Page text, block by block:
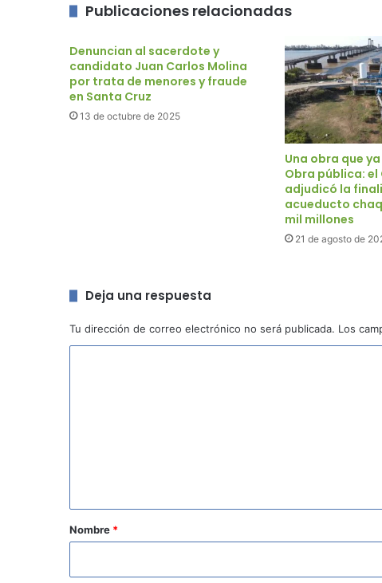
Publicaciones relacionadas
Denuncian al sacerdote y
candidato Juan Carlos Molina
por trata de menores y fraude
en Santa Cruz
13 de octubre de 2025
Una obra que
Obra pública: el
adjudicó la
acueducto
mil millones
21 de agosto de
Deja una respuesta
Tu dirección de correo electrónico no será publicada. Los
r
o
Nombre *